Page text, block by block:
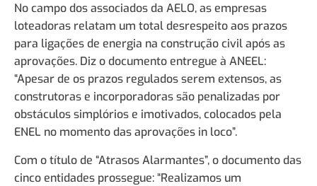
No campo dos associados da AELO, as empresas
loteadoras relatam um total desrespeito aos prazos
para ligações de energia na construção civil após as
aprovações. Diz o documento entregue à ANEEL:
“Apesar de os prazos regulados serem extensos, as
construtoras e incorporadoras são penalizadas por
obstáculos simplórios e imotivados, colocados pela
ENEL no momento das aprovações in loco”.
Com o título de “Atrasos Alarmantes”, o documento das
cinco entidades prossegue: “Realizamos um